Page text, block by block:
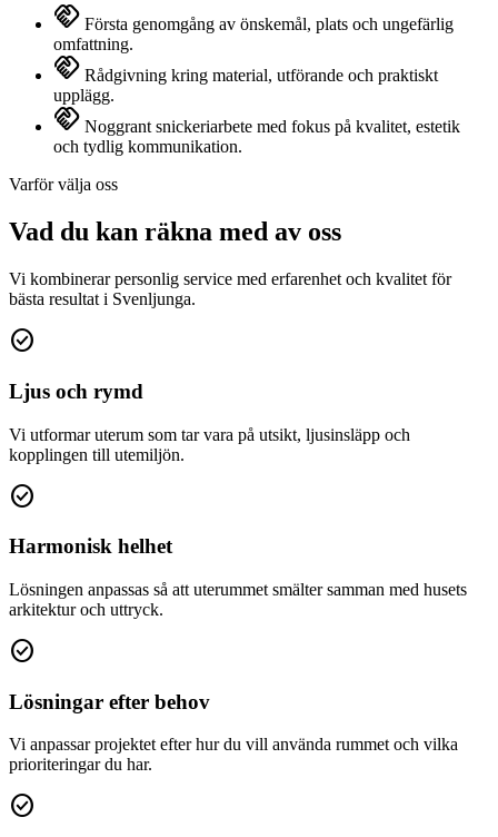
handshake Första genomgång av önskemål, plats och ungefärlig
omfattning.
handshake Rådgivning kring material, utförande och praktiskt
upplägg.
handshake Noggrant snickeriarbete med fokus på kvalitet, estetik
och tydlig kommunikation.
Varför välja oss
Vad du kan räkna med av oss
Vi kombinerar personlig service med erfarenhet och kvalitet för
bästa resultat i Svenljunga.
check_circle
Ljus och rymd
Vi utformar uterum som tar vara på utsikt, ljusinsläpp och
kopplingen till utemiljön.
check_circle
Harmonisk helhet
Lösningen anpassas så att uterummet smälter samman med husets
arkitektur och uttryck.
check_circle
Lösningar efter behov
Vi anpassar projektet efter hur du vill använda rummet och vilka
prioriteringar du har.
check_circle